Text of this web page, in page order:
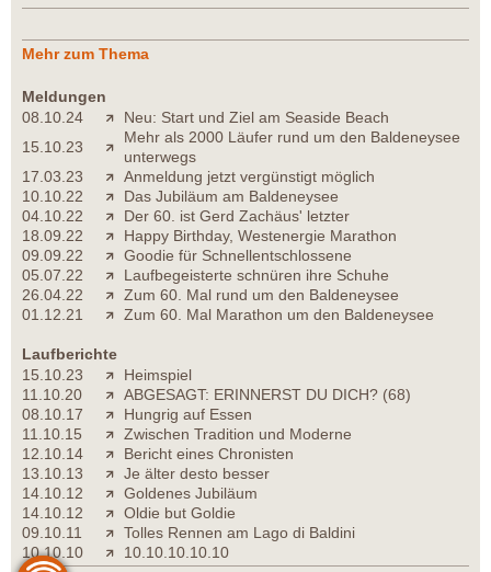
Mehr zum Thema
Meldungen
08.10.24
Neu: Start und Ziel am Seaside Beach
15.10.23
Mehr als 2000 Läufer rund um den Baldeneysee
unterwegs
17.03.23
Anmeldung jetzt vergünstigt möglich
10.10.22
Das Jubiläum am Baldeneysee
04.10.22
Der 60. ist Gerd Zachäus' letzter
18.09.22
Happy Birthday, Westenergie Marathon
09.09.22
Goodie für Schnellentschlossene
05.07.22
Laufbegeisterte schnüren ihre Schuhe
26.04.22
Zum 60. Mal rund um den Baldeneysee
01.12.21
Zum 60. Mal Marathon um den Baldeneysee
Laufberichte
15.10.23
Heimspiel
11.10.20
ABGESAGT: ERINNERST DU DICH? (68)
08.10.17
Hungrig auf Essen
11.10.15
Zwischen Tradition und Moderne
12.10.14
Bericht eines Chronisten
13.10.13
Je älter desto besser
14.10.12
Goldenes Jubiläum
14.10.12
Oldie but Goldie
09.10.11
Tolles Rennen am Lago di Baldini
10.10.10
10.10.10.10.10